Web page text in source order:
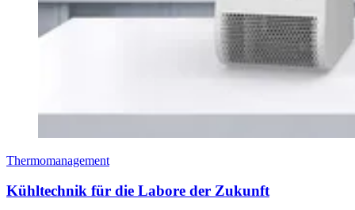
Thermomanagement
Kühltechnik für die Labore der Zukunft